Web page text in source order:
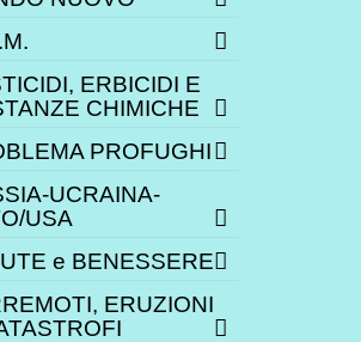
ERBICIDI E
CHIMICHE
PROFUGHI
UCRAINA-
USA
e BENESSERE
ERUZIONI